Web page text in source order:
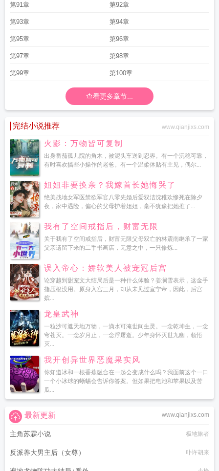
第91章 第92章
第93章 第94章
第95章 第96章
第97章 第98章
第99章 第100章
查看更多章节...
完结小说推荐 www.qianjixs.com
火影：万物皆可复制
出身番茄孤儿院的角木，被泥头车送到忍界。有一个沉稳可靠，
有时喜欢搞些小操作的老爸。有一个温柔体贴有主见，偶尔...
姐姐非要换亲？我嫁首长她悔哭了
绝美战地女军医禁欲军官八零先婚后爱双洁沈稚欢惨死在除夕
夜，家中遇险，偏心的父母护着姐姐，毫不犹豫把她推了...
我有了空间戒指后，财富无限
关于我有了空间戒指后，财富无限父母双亡的林震南继承了一家
父亲遗留下来的二手书画店，无意之中，一只修炼...
误入帝心：娇软美人被宠冠后宫
论穿越到甜宠文大结局后是一种什么体验？姜澜雪表示，这金手
指压根没用。原身入宫三月，却从未见过宣宁帝，因此，后宫
嫔...
龙皇武神
一粒沙可遮天地万物，一滴水可淹世间生灵。一念乾坤生，一念
穹苍灭。一念岁月止，一念浮屠逝。少年身怀灭世九幽，领悟
灭...
我开创异世界恶魔果实风
你知道冰和一根香蕉融合在一起会变成什么吗？我面前这个一口
一个小冰球的蜥蜴会告诉你答案。但如果把电池和苹果以及苦
瓜...
www.qianjixs.com
最新更新
主角苏霖小说 极地旅者
反派养大男主后（女尊） 卟许胡来